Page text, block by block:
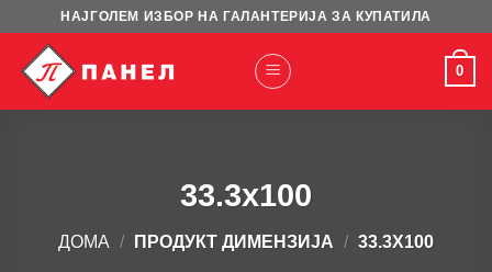
content
НАЈГОЛЕМ ИЗБОР НА ГАЛАНТЕРИЈА ЗА КУПАТИЛА
0
33.3x100
ДОМА / ПРОДУКТ ДИМЕНЗИЈА / 33.3X100